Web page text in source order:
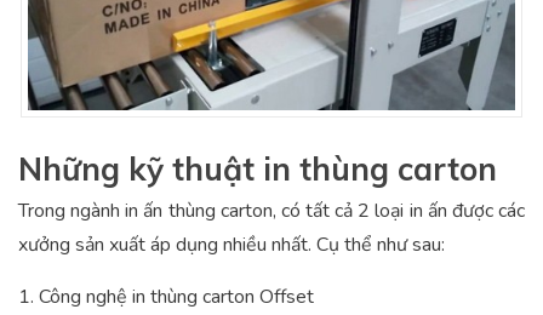
Những kỹ thuật in thùng carton
Trong ngành in ấn thùng carton, có tất cả 2 loại in ấn được các
xưởng sản xuất áp dụng nhiều nhất. Cụ thể như sau:
1. Công nghệ in thùng carton Offset